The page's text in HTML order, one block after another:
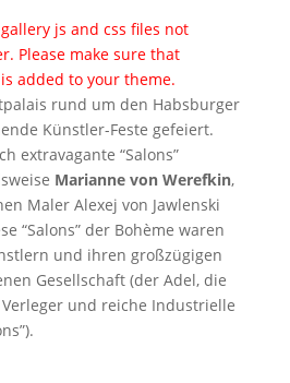
js and css files not
Please make sure that
added to your theme.
rund um den Habsburger
Künstler-Feste gefeiert.
extravagante “Salons”
Marianne von Werefkin,
Maler Alexej von Jawlenski
“Salons” der Bohème waren
und ihren großzügigen
Gesellschaft (der Adel, die
und reiche Industrielle